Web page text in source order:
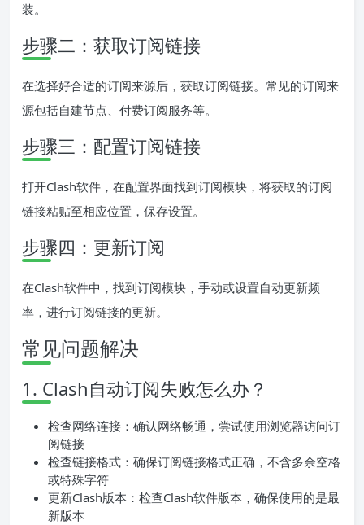
装。
步骤二：获取订阅链接
在选择好合适的订阅来源后，获取订阅链接。常见的订阅来
源包括自建节点、付费订阅服务等。
步骤三：配置订阅链接
打开Clash软件，在配置界面找到订阅模块，将获取的订阅
链接粘贴至相应位置，保存设置。
步骤四：更新订阅
在Clash软件中，找到订阅模块，手动或设置自动更新频
率，进行订阅链接的更新。
常见问题解决
1. Clash自动订阅失败怎么办？
检查网络连接：确认网络畅通，尝试使用浏览器访问订
阅链接
检查链接格式：确保订阅链接格式正确，不含多余空格
或特殊字符
更新Clash版本：检查Clash软件版本，确保使用的是最
新版本